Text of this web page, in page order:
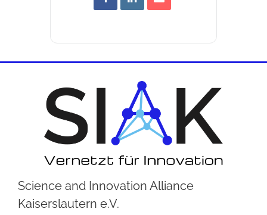
Science and Innovation Alliance
Kaiserslautern e.V.